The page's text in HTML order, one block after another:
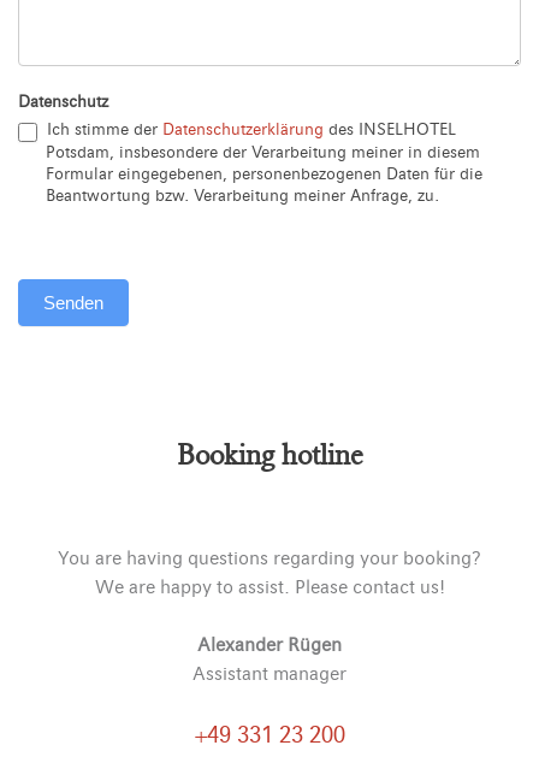
Datenschutz
Ich stimme der Datenschutzerklärung des INSELHOTEL
Potsdam, insbesondere der Verarbeitung meiner in diesem
Formular eingegebenen, personenbezogenen Daten für die
Beantwortung bzw. Verarbeitung meiner Anfrage, zu.
Senden
Booking hotline
You are having questions regarding your booking?
We are happy to assist. Please contact us!
Alexander Rügen
Assistant manager
+49 331 23 200